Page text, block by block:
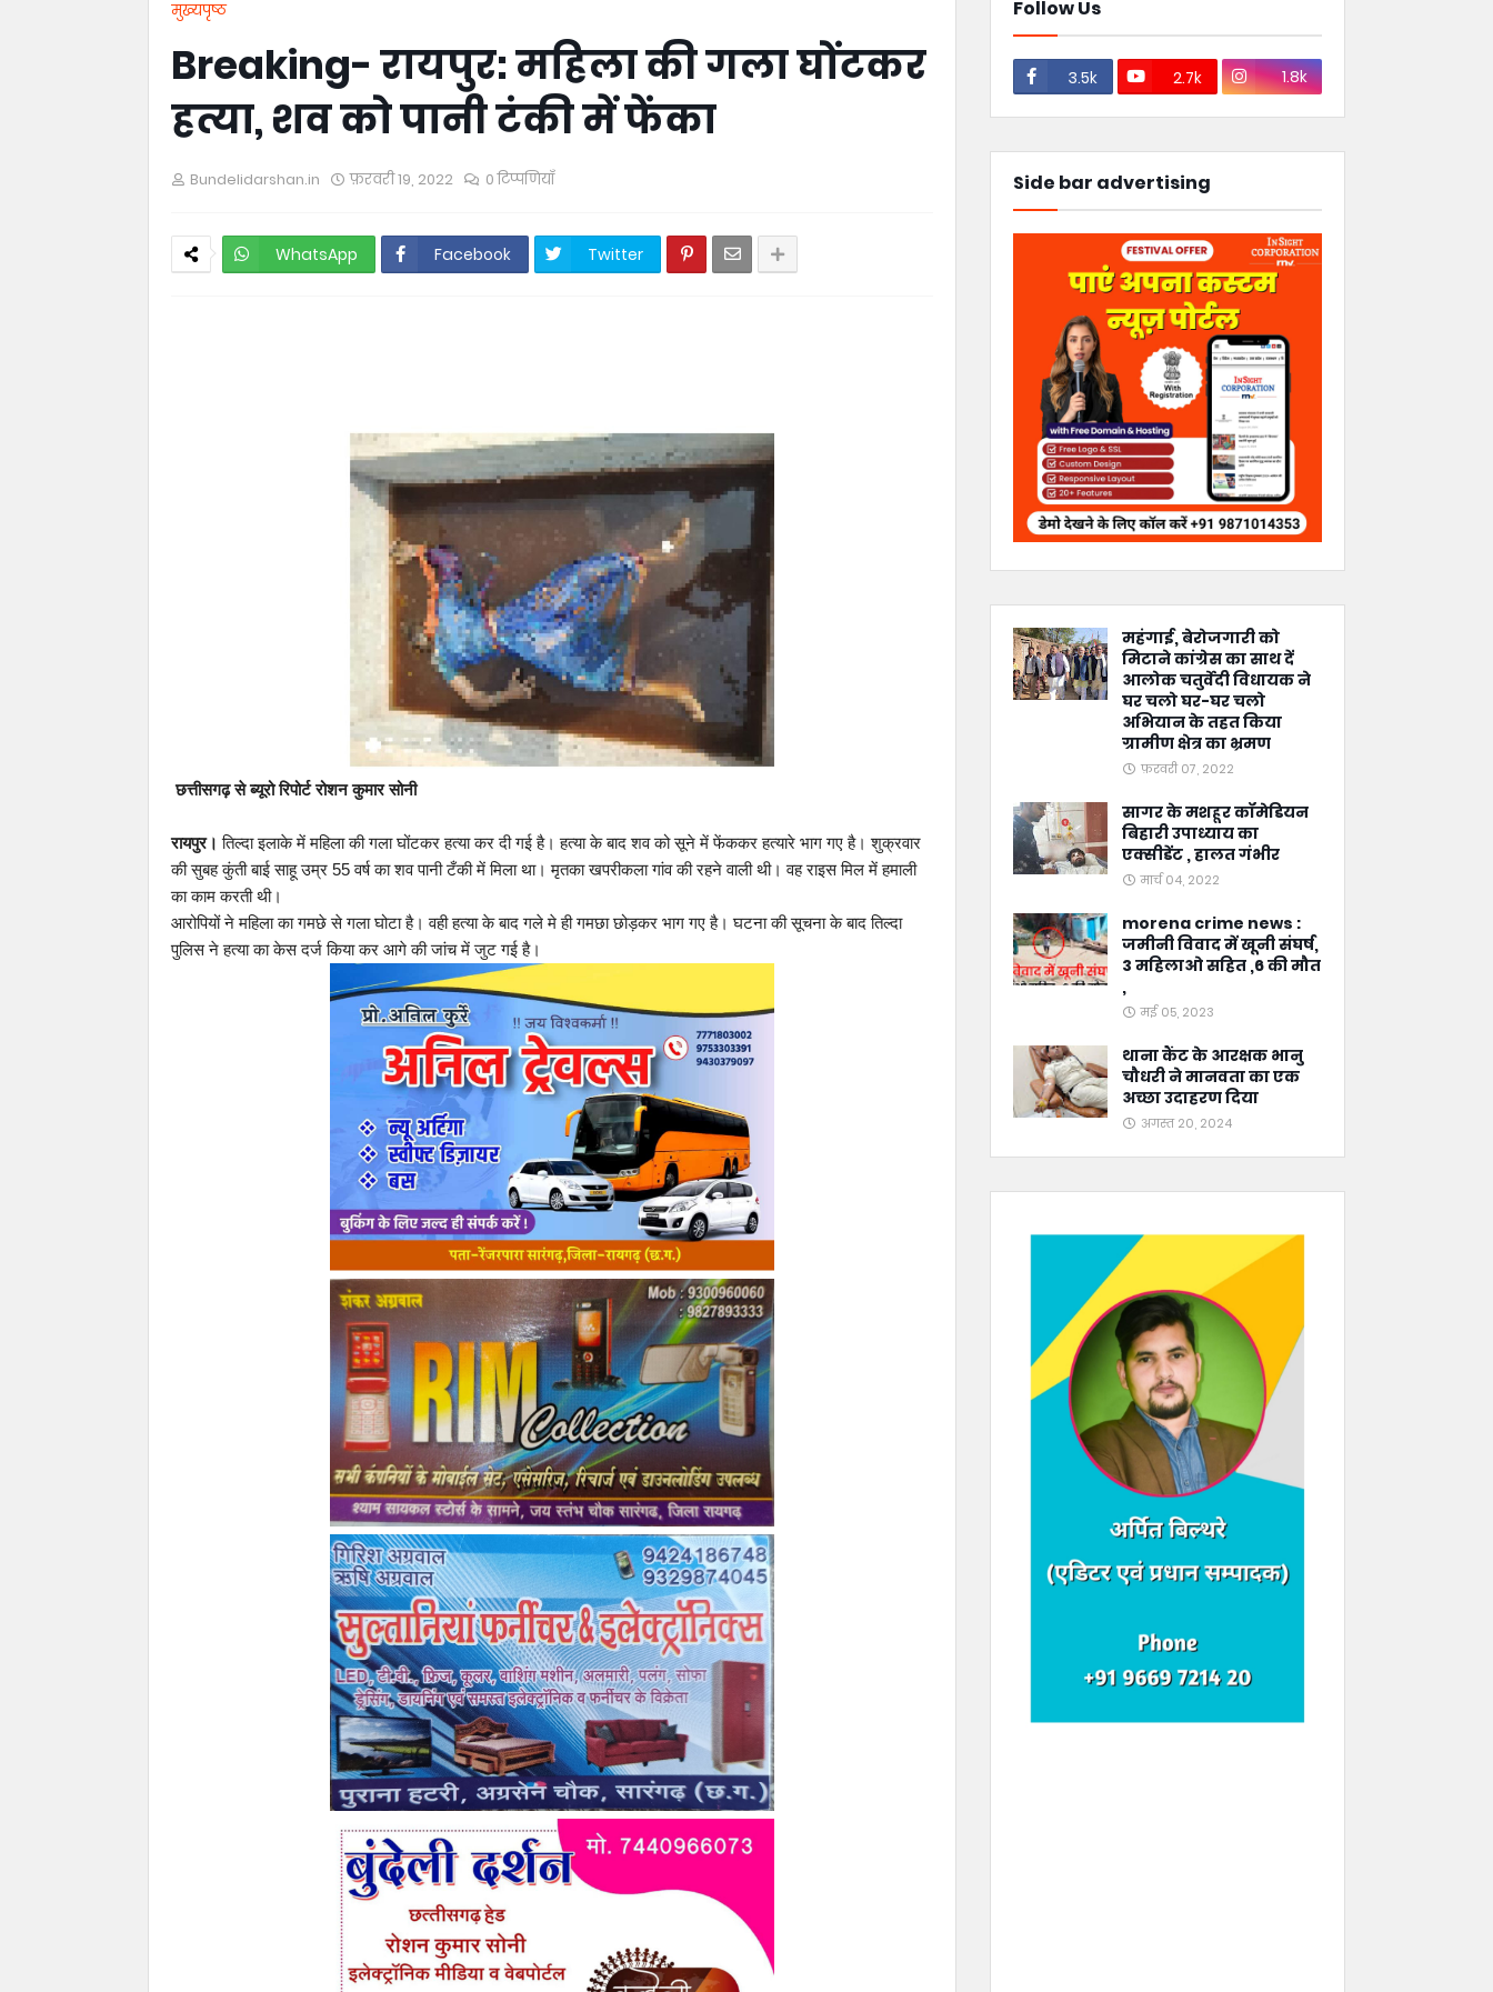
मुख्यपृष्ठ
Breaking- रायपुर: महिला की गला घोंटकर
हत्या, शव को पानी टंकी में फेंका
Bundelidarshan.in फ़रवरी 19, 2022 0 टिप्पणियाँ
WhatsApp Facebook Twitter
छत्तीसगढ़ से ब्यूरो रिपोर्ट रोशन कुमार सोनी
रायपुर। तिल्दा इलाके में महिला की गला घोंटकर हत्या कर दी गई है। हत्या के बाद शव को सूने में फेंककर हत्यारे भाग गए है। शुक्रवार
की सुबह कुंती बाई साहू उम्र 55 वर्ष का शव पानी टँकी में मिला था। मृतका खपरीकला गांव की रहने वाली थी। वह राइस मिल में हमाली
का काम करती थी।
आरोपियों ने महिला का गमछे से गला घोटा है। वही हत्या के बाद गले मे ही गमछा छोड़कर भाग गए है। घटना की सूचना के बाद तिल्दा
पुलिस ने हत्या का केस दर्ज किया कर आगे की जांच में जुट गई है।
Follow Us
3.5k 2.7k 1.8k
Side bar advertising
महंगाई, बेरोजगारी को
मिटाने कांग्रेस का साथ दें
आलोक चतुर्वेदी विधायक ने
घर चलो घर-घर चलो
अभियान के तहत किया
ग्रामीण क्षेत्र का भ्रमण
फ़रवरी 07, 2022
सागर के मशहूर कॉमेडियन
बिहारी उपाध्याय का
एक्सीडेंट , हालत गंभीर
मार्च 04, 2022
morena crime news :
जमीनी विवाद में खूनी संघर्ष,
3 महिलाओ सहित ,6 की मौत
,
मई 05, 2023
थाना कैंट के आरक्षक भानु
चौधरी ने मानवता का एक
अच्छा उदाहरण दिया
अगस्त 20, 2024